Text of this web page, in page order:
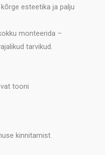
esteetika ja palju
monteerida –
tarvikud.
tooni
kinnitamist.